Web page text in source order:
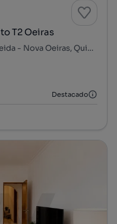
T2 Oeiras
Rua Doutor António José de Almeida - Nova Oeiras, Quinta do Marquês, Oeiras e S. Julião da Barra, Paço de Arcos e Caxias, Oeiras, Lisboa
Destacado